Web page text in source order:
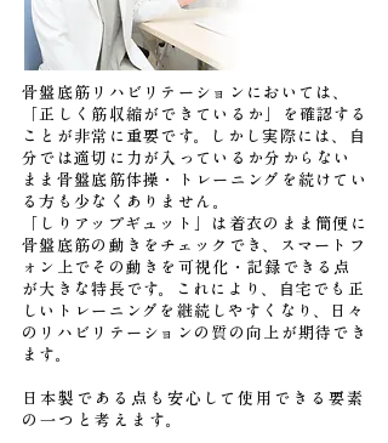
骨盤底筋リハビリテーションにおいては、
「正しく筋収縮ができているか」を確認する
ことが非常に重要です。しかし実際には、自
分では適切に力が入っているか分からない
まま骨盤底筋体操・トレーニングを続けてい
る方も少なくありません。
「しりアップギュット」は着衣のまま簡便に
骨盤底筋の動きをチェックでき、スマートフ
ォン上でその動きを可視化・記録できる点
が大きな特長です。これにより、自宅でも正
しいトレーニングを継続しやすくなり、日々
のリハビリテーションの質の向上が期待でき
ます。
日本製である点も安心して使用できる要素
の一つと考えます。